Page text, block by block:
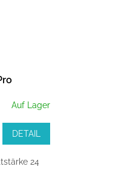
Auf Lager
DETAIL
24